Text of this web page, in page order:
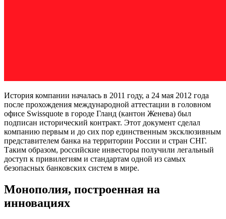
История компании началась в 2011 году, а 24 мая 2012 года
после прохождения международной аттестации в головном
офисе Swissquote в городе Гланд (кантон Женева) был
подписан исторический контракт. Этот документ сделал
компанию первым и до сих пор единственным эксклюзивным
представителем банка на территории России и стран СНГ.
Таким образом, российские инвесторы получили легальный
доступ к привилегиям и стандартам одной из самых
безопасных банковских систем в мире.
Монополия, построенная на
инновациях